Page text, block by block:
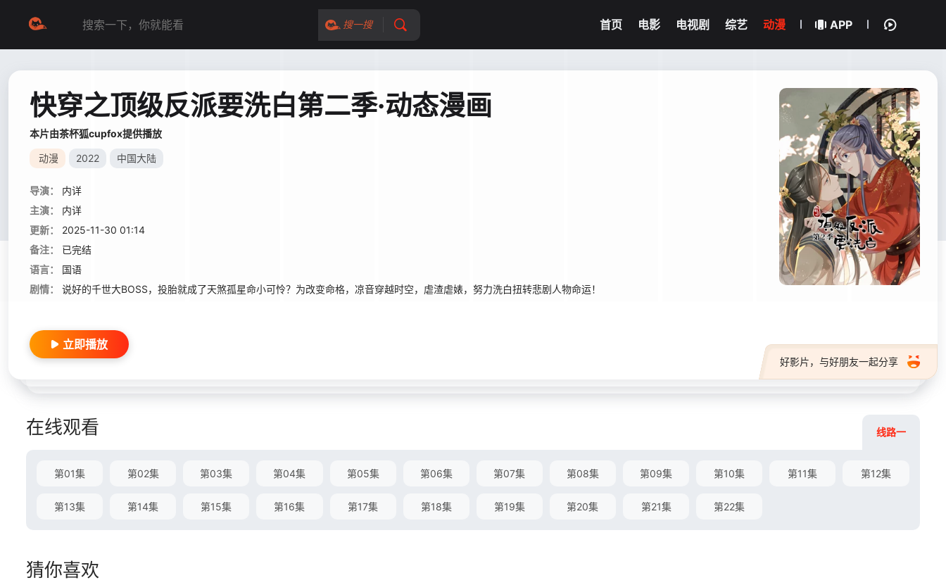
搜一搜 首页 电影 电视剧 综艺 动漫 APP
快穿之顶级反派要洗白第二季·动态漫画
本片由茶杯狐cupfox提供播放
动漫 2022 中国大陆
导演：
内详
主演：
内详
更新：
2025-11-30 01:14
备注：
已完结
语言：
国语
剧情：
说好的千世大BOSS，投胎就成了天煞孤星命小可怜？为改变命格，凉音穿越时空，虐渣虐婊，努力洗白扭转悲剧人物命运！
好影片，与好朋友一起分享
立即播放
在线观看 线路一
第01集 第02集 第03集 第04集 第05集 第06集 第07集 第08集 第09集 第10集 第11集 第12集
第13集 第14集 第15集 第16集 第17集 第18集 第19集 第20集 第21集 第22集
猜你喜欢